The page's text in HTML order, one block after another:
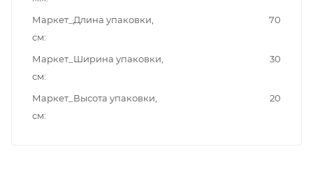
Маркет_Длина упаковки,
см
70
Маркет_Ширина упаковки,
см
30
Маркет_Высота упаковки,
см
20